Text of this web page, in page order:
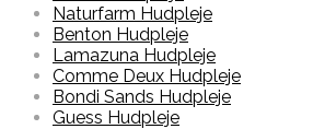
Naturfarm Hudpleje
Benton Hudpleje
Lamazuna Hudpleje
Comme Deux Hudpleje
Bondi Sands Hudpleje
Guess Hudpleje